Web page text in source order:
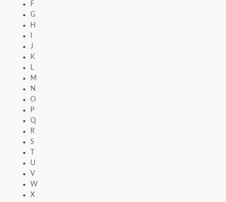
F
G
H
J
K
L
M
N
O
P
Q
R
S
U
V
W
X